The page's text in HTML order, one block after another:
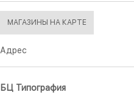
МАГАЗИНЫ НА КАРТЕ
Адрес
БЦ Типография